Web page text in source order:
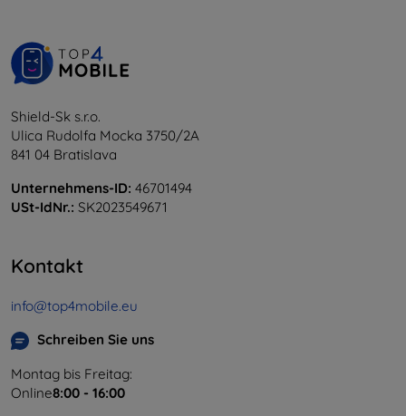
Shield-Sk s.r.o.
Ulica Rudolfa Mocka 3750/2A
841 04 Bratislava
Unternehmens-ID: 46701494
USt-IdNr.: SK2023549671
Kontakt
info@top4mobile.eu
Schreiben Sie uns
Montag bis Freitag:
Online8:00 - 16:00